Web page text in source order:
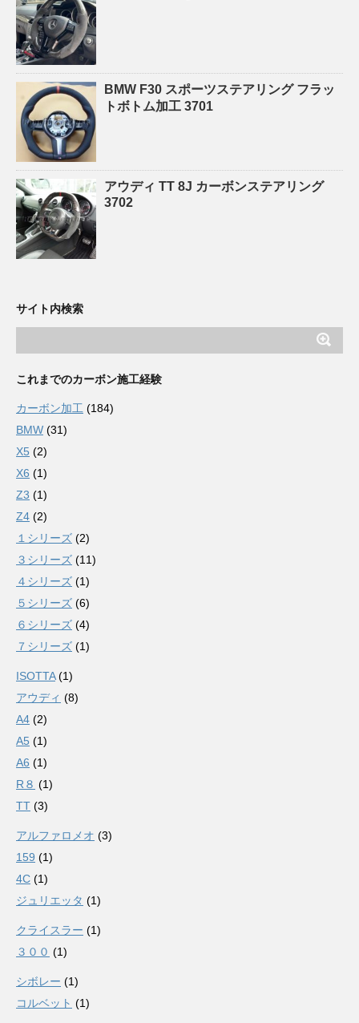
BMW F30 スポーツステアリング フラッ
トボトム加工 3701
アウディ TT 8J カーボンステアリング
3702
サイト内検索
これまでのカーボン施工経験
カーボン加工 (184)
BMW (31)
X5 (2)
X6 (1)
Z3 (1)
Z4 (2)
１シリーズ (2)
３シリーズ (11)
４シリーズ (1)
５シリーズ (6)
６シリーズ (4)
７シリーズ (1)
ISOTTA(1)
アウディ (8)
A4 (2)
A5 (1)
A6 (1)
R８ (1)
TT (3)
アルファロメオ (3)
159 (1)
4C (1)
ジュリエッタ (1)
クライスラー (1)
３００ (1)
シボレー (1)
コルベット (1)